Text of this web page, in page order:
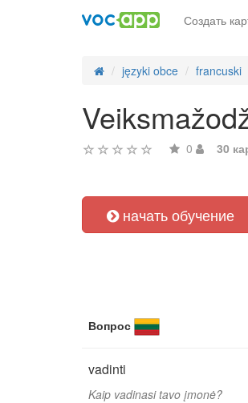
Создать
języki obce francuski
0 30
начать обучение
Вопрос
vadinti
Kaip vadinasi tavo įmonė?